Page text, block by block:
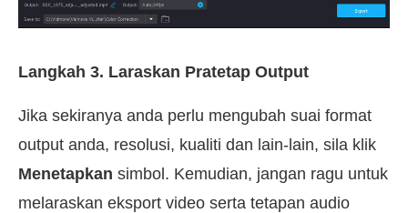
Langkah 3. Laraskan Pratetap Output
Jika sekiranya anda perlu mengubah suai format
output anda, resolusi, kualiti dan lain-lain, sila klik
Menetapkan simbol. Kemudian, jangan ragu untuk
melaraskan eksport video serta tetapan audio